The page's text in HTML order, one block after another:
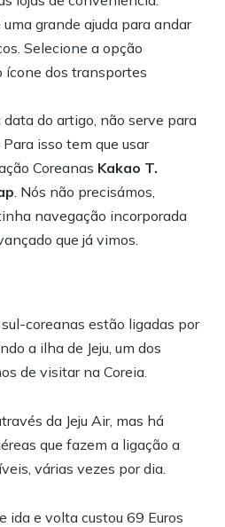
uma grande ajuda para andar
Selecione a opção
ícone dos transportes
data do artigo, não serve para
isso tem que usar
Coreanas Kakao T.
. Nós não precisámos,
navegação incorporada
que já vimos.
coreanas estão ligadas por
a ilha de Jeju, um dos
de visitar na Coreia.
da Jeju Air, mas há
que fazem a ligação a
várias vezes por dia.
ida e volta custou 69 Euros